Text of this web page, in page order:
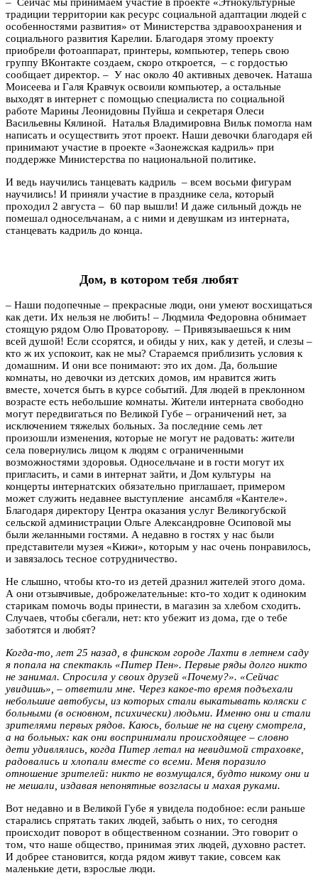
традиции территории как ресурс социальной адаптации людей с
особенностями развития» от Министерства здравоохранения и
социального развития Карелии. Благодаря этому проекту
приобрели фотоаппарат, принтеры, компьютер, теперь свою
группу ВКонтакте создаем, скоро откроется, – с гордостью
сообщает директор. – У нас около 40 активных девочек. Наташа
Моисеева и Галя Кравчук освоили компьютер, а остальные
выходят в интернет с помощью специалиста по социальной
работе Марины Леонидовны Пуйша и секретаря Олеси
Васильевны Кялиной. Наталья Владимировна Вильк помогла нам
написать и осуществить этот проект. Наши девочки благодаря ей
принимают участие в проекте «Заонежская кадриль» при
поддержке Министерства по национальной политике.
И ведь научились танцевать кадриль – всем восьми фигурам
научились! И приняли участие в празднике села, который
проходил 2 августа – 60 пар вышли! И даже сильный дождь не
помешал односельчанам, а с ними и девушкам из интерната,
станцевать кадриль до конца.
Дом, в котором тебя любят
– Наши подопечные – прекрасные люди, они умеют восхищаться
как дети. Их нельзя не любить! – Людмила Федоровна обнимает
стоящую рядом Олю Проваторову. – Привязываешься к ним
всей душой! Если ссорятся, и обиды у них, как у детей, и слезы –
кто ж их успокоит, как не мы? Стараемся приблизить условия к
домашним. И они все понимают: это их дом. Да, большие
комнаты, но девочки из детских домов, им нравится жить
вместе, хочется быть в курсе событий. Для людей в преклонном
возрасте есть небольшие комнаты. Жители интерната свободно
могут передвигаться по Великой Губе – ограничений нет, за
исключением тяжелых больных. За последние семь лет
произошли изменения, которые не могут не радовать: жители
села повернулись лицом к людям с ограниченными
возможностями здоровья. Односельчане и в гости могут их
пригласить, и сами в интернат зайти, и Дом культуры на
концерты интернатских обязательно приглашает, примером
может служить недавнее выступление ансамбля «Кантеле».
Благодаря директору Центра оказания услуг Великогубской
сельской администрации Ольге Александровне Осиповой мы
были желанными гостями. А недавно в гостях у нас были
представители музея «Кижи», которым у нас очень понравилось,
и завязалось тесное сотрудничество.
Не слышно, чтобы кто-то из детей дразнил жителей этого дома.
А они отзывчивые, доброжелательные: кто-то ходит к одиноким
старикам помочь воды принести, в магазин за хлебом сходить.
Случаев, чтобы сбегали, нет: кто убежит из дома, где о тебе
заботятся и любят?
Когда-то, лет 25 назад, в финском городе Лахти в летнем саду
я попала на спектакль «Питер Пен». Первые ряды долго никто
не занимал. Спросила у своих друзей «Почему?». «Сейчас
увидишь», – ответили мне. Через какое-то время подъехали
небольшие автобусы, из которых стали выкатывать коляски с
больными (в основном, психически) людьми. Именно они и стали
зрителями первых рядов. Каюсь, больше не на сцену смотрела,
а на больных: как они воспринимали происходящее – словно
дети удивлялись, когда Питер летал на невидимой страховке,
радовались и хлопали вместе со всеми. Меня поразило
отношение зрителей: никто не возмущался, будто никому они и
не мешали, издавая непонятные возгласы и махая руками.
Вот недавно и в Великой Губе я увидела подобное: если раньше
старались спрятать таких людей, забыть о них, то сегодня
происходит поворот в общественном сознании. Это говорит о
том, что наше общество, принимая этих людей, духовно растет.
И добрее становится, когда рядом живут такие, совсем как
маленькие дети, взрослые люди.